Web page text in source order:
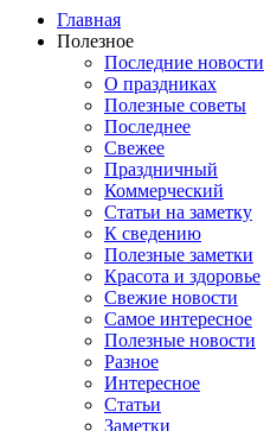
Главная
Полезное
Последние новости
О праздниках
Полезные советы
Последнее
Свежее
Праздничный
Коммерческий
Статьи на заметку
К сведению
Полезные заметки
Красота и здоровье
Свежие новости
Самое интересное
Полезные новости
Разное
Интересное
Статьи
Заметки